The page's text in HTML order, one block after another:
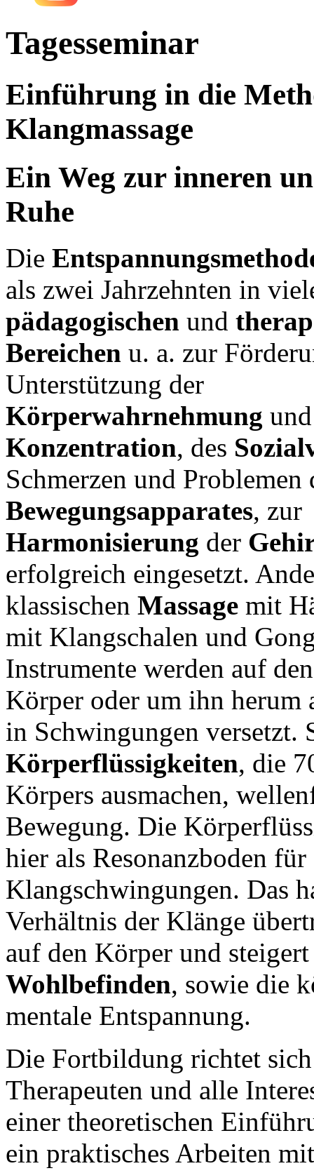
Tagesseminar
Einführung in die
Klangmassage
Ein Weg zur inneren
Ruhe
Die
als zwei Jahrzehnten in
pädagogischen und
Bereichen u. a. zur
Unterstützung der
Körperwahrnehmung
Konzentration, des
Schmerzen und Problemen
Bewegungsapparates, zur
Harmonisierung der
erfolgreich eingesetzt.
klassischen Massage mit
mit Klangschalen und
Instrumente werden auf
Körper oder um ihn herum
in Schwingungen versetzt.
Körperflüssigkeiten, die
Körpers ausmachen,
Bewegung. Die
hier als Resonanzboden für
Klangschwingungen. Das
Verhältnis der Klänge
auf den Körper und steigert
Wohlbefinden, sowie die
mentale Entspannung.
Die Fortbildung richtet sich
Therapeuten und alle
einer theoretischen
ein praktisches Arbeiten mit